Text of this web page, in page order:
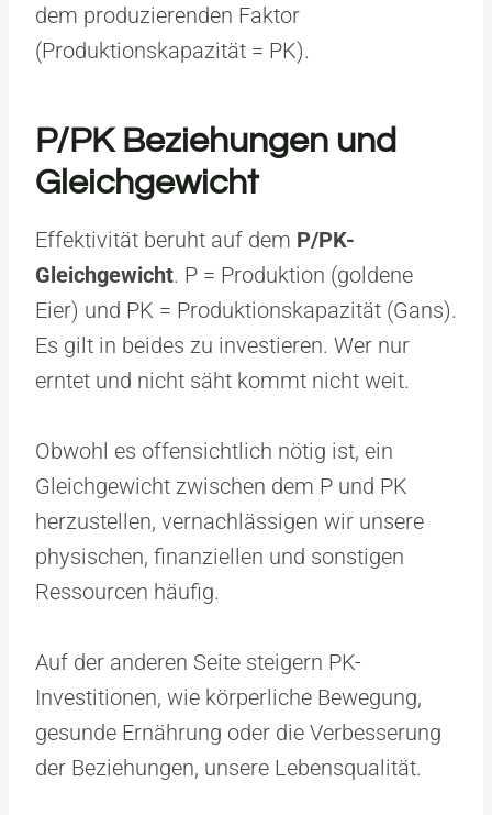
dem produzierenden Faktor
(Produktionskapazität = PK).
P/PK Beziehungen und
Gleichgewicht
Effektivität beruht auf dem P/PK-
Gleichgewicht. P = Produktion (goldene
Eier) und PK = Produktionskapazität (Gans).
Es gilt in beides zu investieren. Wer nur
erntet und nicht säht kommt nicht weit.
Obwohl es offensichtlich nötig ist, ein
Gleichgewicht zwischen dem P und PK
herzustellen, vernachlässigen wir unsere
physischen, finanziellen und sonstigen
Ressourcen häufig.
Auf der anderen Seite steigern PK-
Investitionen, wie körperliche Bewegung,
gesunde Ernährung oder die Verbesserung
der Beziehungen, unsere Lebensqualität.